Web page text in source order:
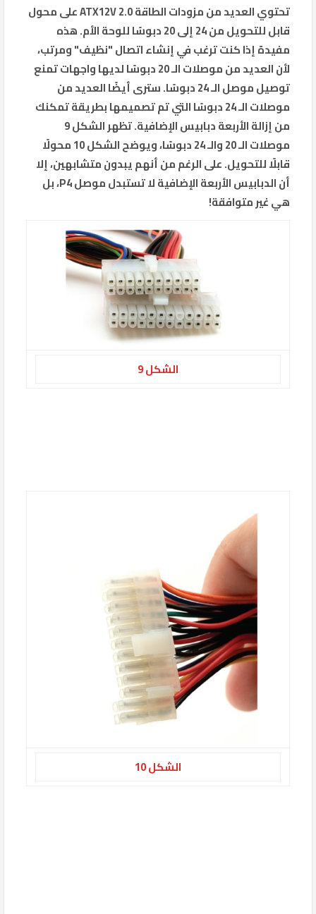
تحتوي العديد من مزودات الطاقة ATX12V 2.0 على محول
قابل للتحويل من 24 إلى 20 دبوسًا للوحة الأم. هذه
مفيدة إذا كنت ترغب في إنشاء اتصال "نظيف" ومرتب،
لأن العديد من موصلات الـ 20 دبوسًا لديها واجهات تمنع
توصيل موصل الـ 24 دبوسًا. سترى أيضًا العديد من
موصلات الـ 24 دبوسًا التي تم تصميمها بطريقة تمكنك
من إزالة الأربعة دبابيس الإضافية. تظهر الشكل 9
موصلات الـ 20 والـ 24 دبوسًا، ويوضح الشكل 10 محولًا
قابلًا للتحويل. على الرغم من أنهم يبدون متشابهين، إلا
أن الدبابيس الأربعة الإضافية لا تستبدل موصل P4، بل
هي غير متوافقة!
الشكل 9
الشكل 10